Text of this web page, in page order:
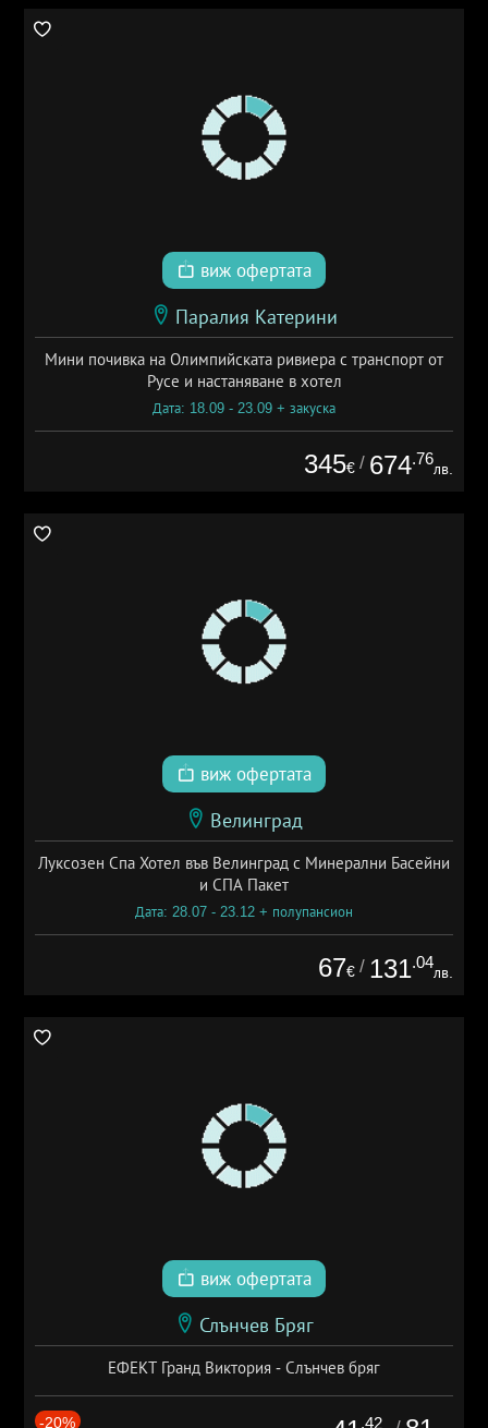
виж офертата
Паралия Катерини
Мини почивка на Олимпийската ривиера с транспорт от
Русе и настаняване в хотел
Дата: 18.09 - 23.09 + закуска
345€ / 674.76
лв.
виж офертата
Велинград
Луксозен Спа Хотел във Велинград с Минерални Басейни
и СПА Пакет
Дата: 28.07 - 23.12 + полупансион
67€ / 131.04
лв.
виж офертата
Слънчев Бряг
ЕФЕКТ Гранд Виктория - Слънчев бряг
-20% .42